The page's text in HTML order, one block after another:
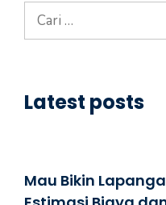
Cari
untuk:
Latest posts
Mau Bikin